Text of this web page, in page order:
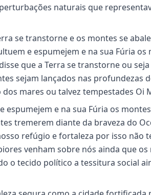
naturais que
se transtorne e os montes se
e espumejem e na sua Fúria os
que a Terra se transtorne ou
sejam lançados nas profundezas
mares ou talvez tempestades Oi
espumejem e na sua Fúria os
tremerem diante da braveza do
refúgio e fortaleza por isso não
venham sobre nós ainda que
o tecido político a tessitura social